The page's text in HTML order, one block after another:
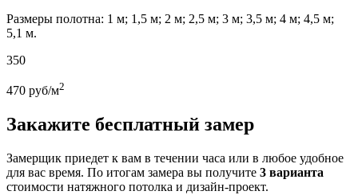
Размеры полотна: 1 м; 1,5 м; 2 м; 2,5 м; 3 м; 3,5 м; 4 м; 4,5 м;
5,1 м.
350
470 руб/м2
Закажите бесплатный замер
Замерщик приедет к вам в течении часа или в любое удобное
для вас время. По итогам замера вы получите 3 варианта
стоимости натяжного потолка и дизайн-проект.